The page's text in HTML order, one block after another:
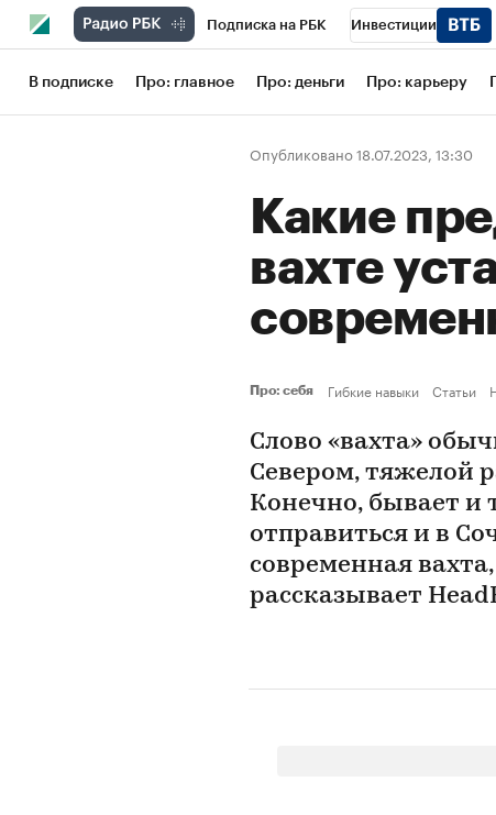
Подписка на РБК Инвестиции
Школа управления РБК РБК
Рынок наличной валюты
В подписке Про: главное Про: деньги Про: карьеру
Опубликовано 18.07.2023, 13:30
Какие
вахте
Про: себя Гибкие навыки Статьи
Слово «вахта»
Севером, тяжелой
Конечно, бывает и
отправиться и в
современная
рассказывает